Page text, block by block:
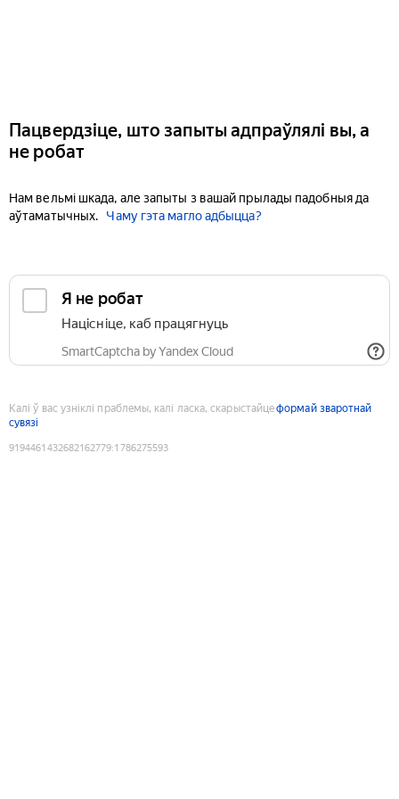
Пацвердзіце, што запыты адпраўлялі вы, а
не робат
Нам вельмі шкада, але запыты з вашай прылады падобныя да
аўтаматычных.
Чаму гэта магло адбыцца?
Я не робат
Націсніце, каб працягнуць
SmartCaptcha by Yandex Cloud
Калі ў вас узніклі праблемы, калі ласка, скарыстайцеформай зваротнай
сувязі
9194461432682162779:1786275593